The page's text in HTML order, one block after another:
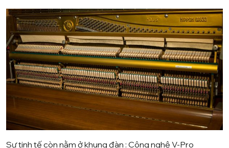
Sự tinh tế còn nằm ở khung đàn : Công nghệ V-Pro